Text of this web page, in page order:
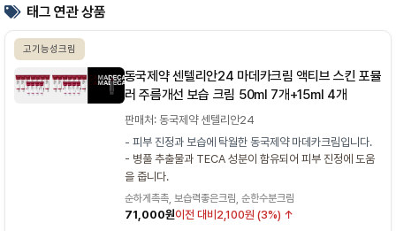
태그 연관 상품
고기능성크림
동국제약 센텔리안24 마데카크림 액티브 스킨 포뮬
러 주름개선 보습 크림 50ml 7개+15ml 4개
판매처: 동국제약 센텔리안24
- 피부 진정과 보습에 탁월한 동국제약 마데카크림입니다.
- 병풀 추출물과 TECA 성분이 함유되어 피부 진정에 도움
을 줍니다.
순하게촉촉, 보습력좋은크림, 순한수분크림
71,000원이전 대비2,100원 (3%) ↑